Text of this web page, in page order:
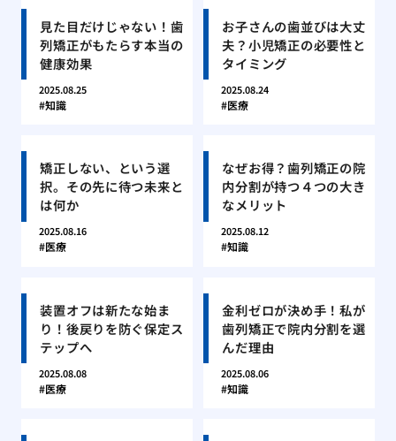
見た目だけじゃない！歯
列矯正がもたらす本当の
健康効果
2025.08.25
知識
お子さんの歯並びは大丈
夫？小児矯正の必要性と
タイミング
2025.08.24
医療
矯正しない、という選
択。その先に待つ未来と
は何か
2025.08.16
医療
なぜお得？歯列矯正の院
内分割が持つ４つの大き
なメリット
2025.08.12
知識
装置オフは新たな始ま
り！後戻りを防ぐ保定ス
テップへ
2025.08.08
医療
金利ゼロが決め手！私が
歯列矯正で院内分割を選
んだ理由
2025.08.06
知識